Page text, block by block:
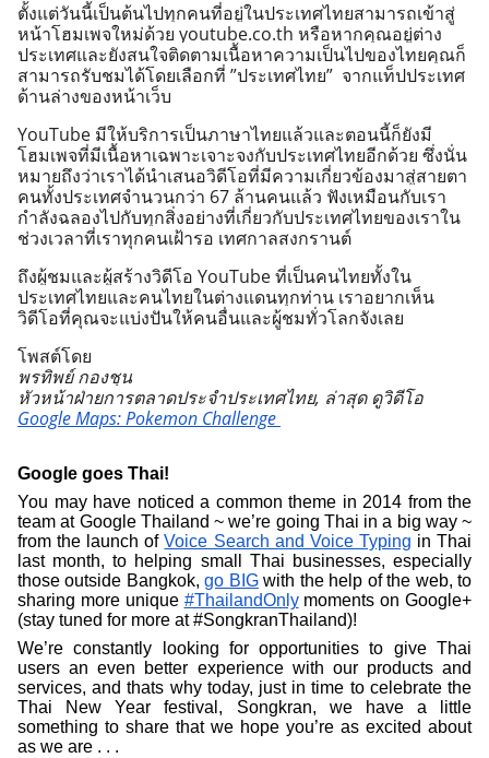
ตั้งแต่วันนี้เป็นต้นไปทุกคนที่อยู่ในประเทศไทยสามารถเข้าสู่
หน้าโฮมเพจใหม่ด้วย youtube.co.th หรือหากคุณอยู่ต่าง
ประเทศและยังสนใจติดตามเนื้อหาความเป็นไปของไทยคุณก็
สามารถรับชมได้โดยเลือกที่ ”ประเทศไทย”  จากแท็ปประเทศ
ด้านล่างของหน้าเว็บ
YouTube มีให้บริการเป็นภาษาไทยแล้วและตอนนี้ก็ยังมี
โฮมเพจที่มีเนื้อหาเฉพาะเจาะจงกับประเทศไทยอีกด้วย ซึ่งนั่น
หมายถึงว่าเราได้นำเสนอวิดีโอที่มีความเกี่ยวข้องมาสู่สายตา
คนทั้งประเทศจำนวนกว่า 67 ล้านคนแล้ว ฟังเหมือนกับเรา
กำลังฉลองไปกับทุกสิ่งอย่างที่เกี่ยวกับประเทศไทยของเราใน
ช่วงเวลาที่เราทุกคนเฝ้ารอ เทศกาลสงกรานต์
ถึงผู้ชมและผู้สร้างวิดีโอ YouTube ที่เป็นคนไทยทั้งใน
ประเทศไทยและคนไทยในต่างแดนทุกท่าน เราอยากเห็น
วิดีโอที่คุณจะแบ่งปันให้คนอื่นและผู้ชมทั่วโลกจังเลย
โพสต์โดย
พรทิพย์ กองชุน
หัวหน้าฝ่ายการตลาดประจำประเทศไทย, ล่าสุด
Google Maps: Pokemon Challenge
Google goes Thai!
You may have noticed a common theme in 2014 from the
team at Google Thailand ~ we’re going Thai in a big way ~
from the launch of Voice Search and Voice Typing in Thai
last month, to helping small Thai businesses, especially
those outside Bangkok, go BIG with the help of the web, to
sharing more unique #ThailandOnly moments on Google+
(stay tuned for more at #SongkranThailand)!
We’re constantly looking for opportunities to give Thai
users an even better experience with our products and
services, and thats why today, just in time to celebrate the
Thai New Year festival, Songkran, we have a little
something to share that we hope you’re as excited about
as we are . . .